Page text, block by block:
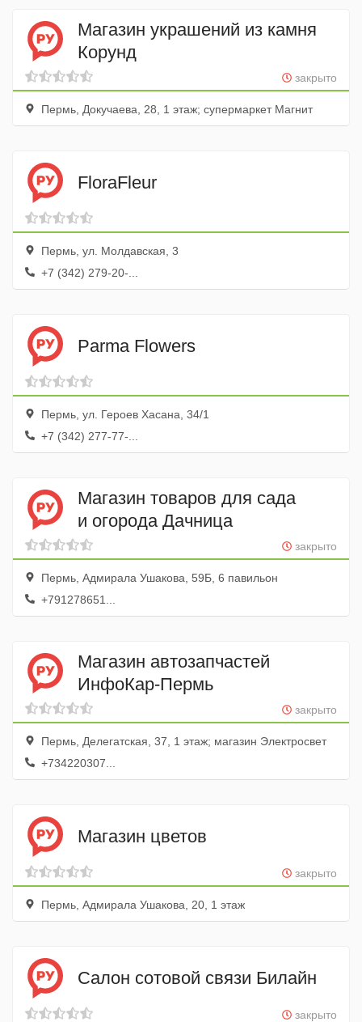
Магазин украшений из камня
Корунд
закрыто
Пермь, Докучаева, 28, 1 этаж; супермаркет Магнит
FloraFleur
Пермь, ул. Молдавская, 3
+7 (342) 279-20-...
Parma Flowers
Пермь, ул. Героев Хасана, 34/1
+7 (342) 277-77-...
Магазин товаров для сада
и огорода Дачница
закрыто
Пермь, Адмирала Ушакова, 59Б, 6 павильон
+791278651...
Магазин автозапчастей
ИнфоКар-Пермь
закрыто
Пермь, Делегатская, 37, 1 этаж; магазин Электросвет
+734220307...
Магазин цветов
закрыто
Пермь, Адмирала Ушакова, 20, 1 этаж
Салон сотовой связи Билайн
закрыто